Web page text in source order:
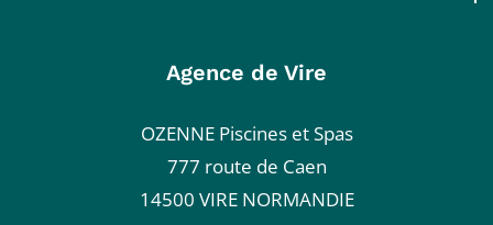
Agence de Vire
OZENNE Piscines et Spas
777 route de Caen
14500 VIRE NORMANDIE